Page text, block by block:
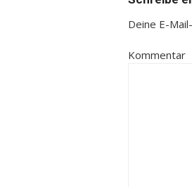
Deine E-
Kommentar